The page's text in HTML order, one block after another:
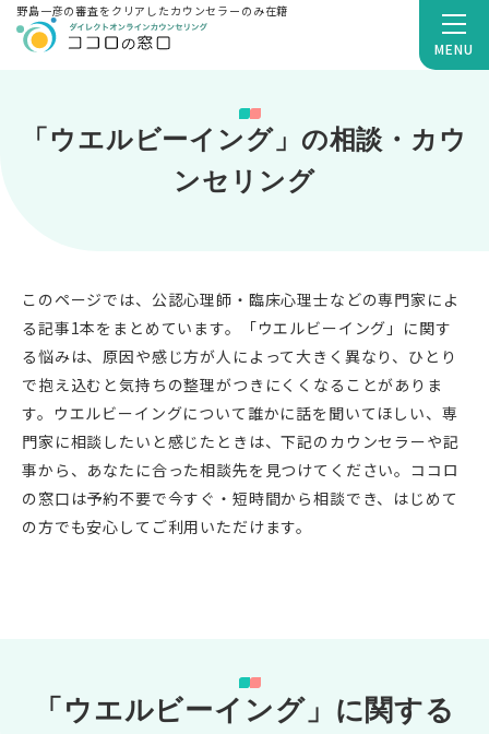
MENU
野島一彦の審査をクリアしたカウンセラーのみ在籍
「ウエルビーイング」の相談・カウ
ンセリング
このページでは、公認心理師・臨床心理士などの専門家によ
る記事1本をまとめています。「ウエルビーイング」に関す
る悩みは、原因や感じ方が人によって大きく異なり、ひとり
で抱え込むと気持ちの整理がつきにくくなることがありま
す。ウエルビーイングについて誰かに話を聞いてほしい、専
門家に相談したいと感じたときは、下記のカウンセラーや記
事から、あなたに合った相談先を見つけてください。ココロ
の窓口は予約不要で今すぐ・短時間から相談でき、はじめて
の方でも安心してご利用いただけます。
「ウエルビーイング」に関する